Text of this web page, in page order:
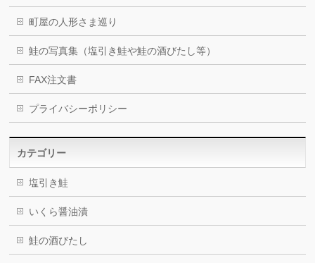
町屋の人形さま巡り
鮭の写真集（塩引き鮭や鮭の酒びたし等）
FAX注文書
プライバシーポリシー
カテゴリー
塩引き鮭
いくら醤油漬
鮭の酒びたし